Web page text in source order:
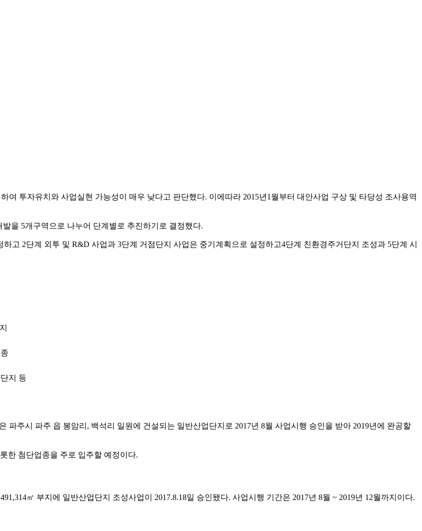
여 투자유치와 사업실현 가능성이 매우 낮다고 판단했다. 이에따라 2015년1월부터 대안사업 구상 및 타당성 조사용역
을 5개구역으로 나누어 단계별로 추진하기로 결정했다.
고 2단계 외투 및 R&D 사업과 3단계 거점단지 사업은 중기계획으로 설정하고4단계 친환경주거단지 조성과 5단계 시
지 등
파주시 파주 읍 봉암리, 백석리 일원에 건설되는 일반산업단지로 2017년 8월 사업시행 승인을 받아 2019년에 완공할
한 첨단업종을 주로 입주할 예정이다.
㎡ 부지에 일반산업단지 조성사업이 2017.8.18일 승인됐다. 사업시행 기간은 2017년 8월 ~ 2019년 12월까지이다.